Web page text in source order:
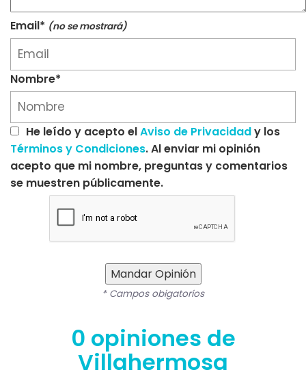
Email* (no se mostrará)
Nombre*
He leído y acepto elAviso de Privacidady los
Términos y Condiciones. Al enviar mi opinión
acepto que mi nombre, preguntas y comentarios
se muestren públicamente.
Mandar Opinión
* Campos obigatorios
0 opiniones de
Villahermosa